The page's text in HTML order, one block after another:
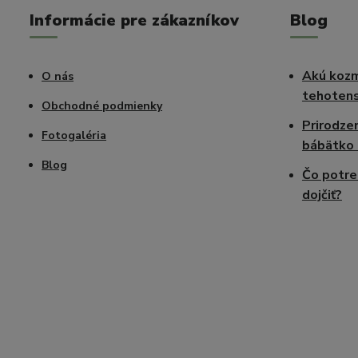
Informácie pre zákazníkov
O nás
Obchodné podmienky
Fotogaléria
Blog
Blog
Akú
bábätko
Čo
dojčiť?